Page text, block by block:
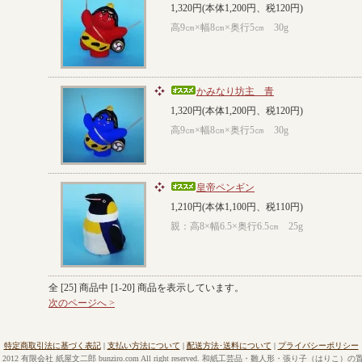
1,320円(本体1,200円、税120円)
高9㎝×幅8㎝×奥行5㎝ 30g
かみなり坊主 青
1,320円(本体1,200円、税120円)
高9㎝×幅8㎝×奥行5㎝ 30g
皇帝ペンギン
1,210円(本体1,100円、税110円)
親：高8×幅6.5×奥行6.5㎝ 25g
全 [25] 商品中 [1-20] 商品を表示しています。
次のページへ >
特定商取引法に基づく表記| 支払い方法について | 配送方法･送料について | プライバシーポリシー
有限会社 紙屋文二郎 bunziro.com All right reserved. 和紙工芸品・雛人形・張り子（はりこ）の